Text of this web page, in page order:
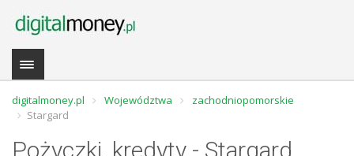
digitalmoney.pl Województwa
zachodniopomorskie
Stargard
Pożyczki, kredyty - Stargard